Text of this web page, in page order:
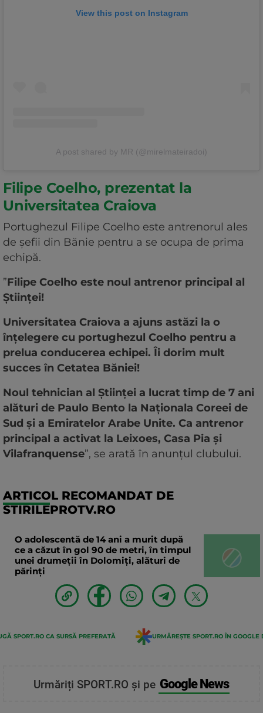
View this post on Instagram
A post shared by MR (@mirelmateiradoi)
Filipe Coelho, prezentat la
Universitatea Craiova
Portughezul Filipe Coelho este antrenorul ales
de șefii din Bănie pentru a se ocupa de prima
echipă.
”Filipe Coelho este noul antrenor principal al
Științei!
Universitatea Craiova a ajuns astăzi la o
înțelegere cu portughezul Coelho pentru a
prelua conducerea echipei. Îi dorim mult
succes în Cetatea Băniei!
Noul tehnician al Științei a lucrat timp de 7 ani
alături de Paulo Bento la Naționala Coreei de
Sud și a Emiratelor Arabe Unite. Ca antrenor
principal a activat la Leixoes, Casa Pia și
Vilafranquense”, se arată în anunțul clubului.
ARTICOL RECOMANDAT DE
STIRILEPROTV.RO
O adolescentă de 14 ani a murit după
ce a căzut în gol 90 de metri, în timpul
unei drumeții în Dolomiți, alături de
părinți
SPORT.RO CA SURSĂ PREFERATĂ URMĂREȘTE SPORT.RO ÎN GOOGLE
Urmăriți SPORT.RO și pe Google News